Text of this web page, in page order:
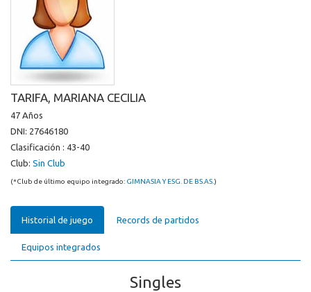
TARIFA, MARIANA CECILIA
47 Años
DNI: 27646180
Clasificación : 43-40
Club: Sin Club
(*Club de último equipo integrado: GIMNASIA Y ESG. DE BS.AS.)
Historial de juego Records de partidos
Equipos integrados
Singles